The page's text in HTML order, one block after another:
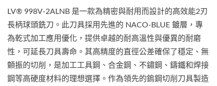
LV® 998V-2ALNB 是一款為精密與耐用而設計的高效能2刃
長柄球頭銑刀。此刀具採用先進的 NACO-BLUE 鍍層，專
為乾式加工應用優化，提供卓越的耐高溫性與優異的耐磨
性，可延長刀具壽命。其高精度的直徑公差確保了穩定、無
顫振的切削，是加工工具鋼、合金鋼、不鏽鋼、鑄鐵和焊接
鋼等高硬度材料的理想選擇。作為領先的鎢鋼切削刀具製造